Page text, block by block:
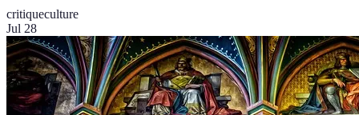
critiqueculture
Jul 28